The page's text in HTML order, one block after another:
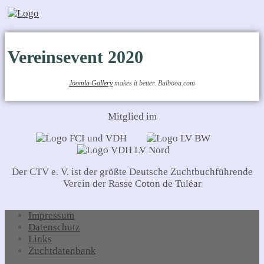
Vereinsevent 2020
Joomla Gallerymakes it better. Balbooa.com
Mitglied im
Der CTV e. V. ist der größte Deutsche Zuchtbuchführende
Verein der Rasse Coton de Tuléar
Impressum
Datenschutz
Links
Zuchtdatenbank